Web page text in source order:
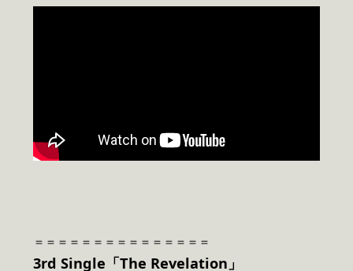
＝＝＝＝＝＝＝＝＝＝＝＝＝＝＝
3rd Single「The Revelation」